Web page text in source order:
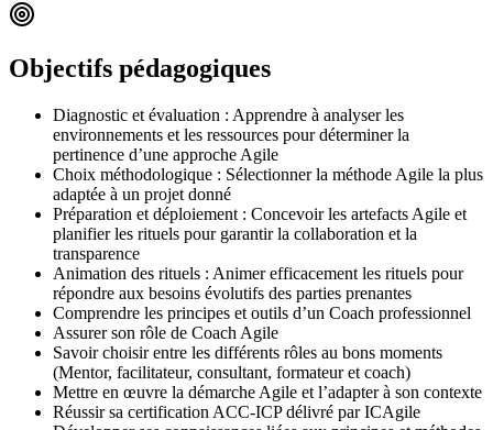
Objectifs pédagogiques
Diagnostic et évaluation : Apprendre à analyser les
environnements et les ressources pour déterminer la
pertinence d’une approche Agile
Choix méthodologique : Sélectionner la méthode Agile la plus
adaptée à un projet donné
Préparation et déploiement : Concevoir les artefacts Agile et
planifier les rituels pour garantir la collaboration et la
transparence
Animation des rituels : Animer efficacement les rituels pour
répondre aux besoins évolutifs des parties prenantes
Comprendre les principes et outils d’un Coach professionnel
Assurer son rôle de Coach Agile
Savoir choisir entre les différents rôles au bons moments
(Mentor, facilitateur, consultant, formateur et coach)
Mettre en œuvre la démarche Agile et l’adapter à son contexte
Réussir sa certification ACC-ICP délivré par ICAgile